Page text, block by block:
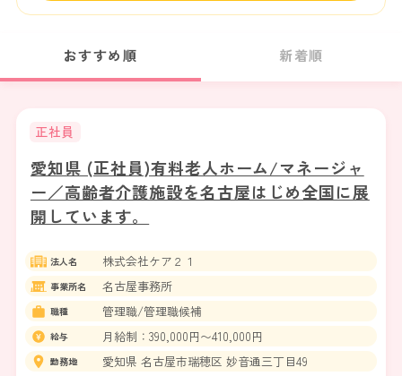
おすすめ順 新着順
正社員
愛知県 (正社員)有料老人ホーム/マネージャ
ー／高齢者介護施設を名古屋はじめ全国に展
開しています。
法人名 株式会社ケア２１
事業所名 名古屋事務所
職種 管理職/管理職候補
給与 月給制：390,000円〜410,000円
勤務地 愛知県 名古屋市瑞穂区 妙音通三丁目49